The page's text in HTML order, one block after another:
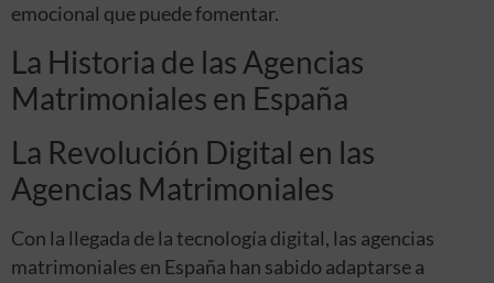
emocional que puede fomentar.
La Historia de las Agencias
Matrimoniales en España
La Revolución Digital en las
Agencias Matrimoniales
Con la llegada de la tecnología digital, las agencias
matrimoniales en España han sabido adaptarse a